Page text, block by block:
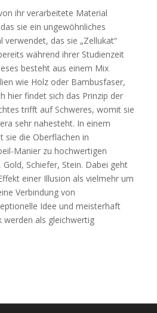
ihr verarbeitete Material
sie ein ungewöhnliches
verwendet, das sie „Zellukat“
während ihrer Studienzeit
besteht aus einem Mix
wie Holz oder Bambusfaser,
hier findet sich das Prinzip der
trifft auf Schweres, womit sie
sehr nahesteht. In einem
sie die Oberflächen in
Manier zu hochwertigen
Schiefer, Stein. Dabei geht
einer Illusion als vielmehr um
Verbindung von
Idee und meisterhaft
werden als gleichwertig